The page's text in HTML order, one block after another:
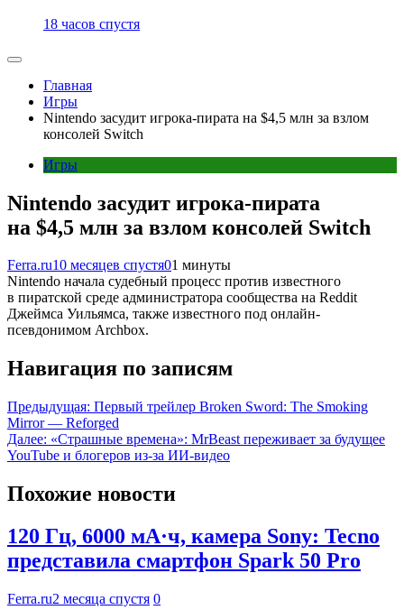
18 часов спустя
Главная
Игры
Nintendo засудит игрока-пирата на $4,5 млн за взлом
консолей Switch
Игры
Nintendo засудит игрока-пирата
на $4,5 млн за взлом консолей Switch
Ferra.ru10 месяцев спустя01 минуты
Nintendo начала судебный процесс против известного
в пиратской среде администратора сообщества на Reddit
Джеймса Уильямса, также известного под онлайн-
псевдонимом Archbox.
Навигация по записям
Предыдущая: Первый трейлер Broken Sword: The Smoking
Mirror — Reforged
Далее: «Страшные времена»: MrBeast переживает за будущее
YouTube и блогеров из-за ИИ-видео
Похожие новости
120 Гц, 6000 мА·ч, камера Sony: Tecno
представила смартфон Spark 50 Pro
Ferra.ru2 месяца спустя 0